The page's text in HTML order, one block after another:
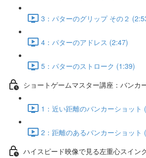
3：パターのグリップ その２
4：パターのアドレス (2:47)
5：パターのストローク (1:39)
ショートゲームマスター講座：バンカ
1：近い距離のバンカーショット
2：距離のあるバンカーショット
ハイスピード映像で見る左重心スイン